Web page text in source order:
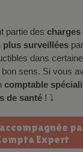
partie des charges
plus surveillées
dans
sens. Si vous
comptable
de santé ! ⤵️
Expert